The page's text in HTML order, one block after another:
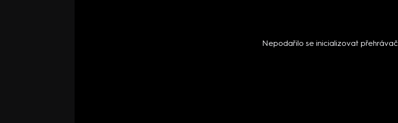
Nepodařilo se inicializovat přehrávač